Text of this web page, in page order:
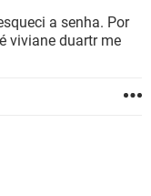
a senha. Por
viviane duartr me